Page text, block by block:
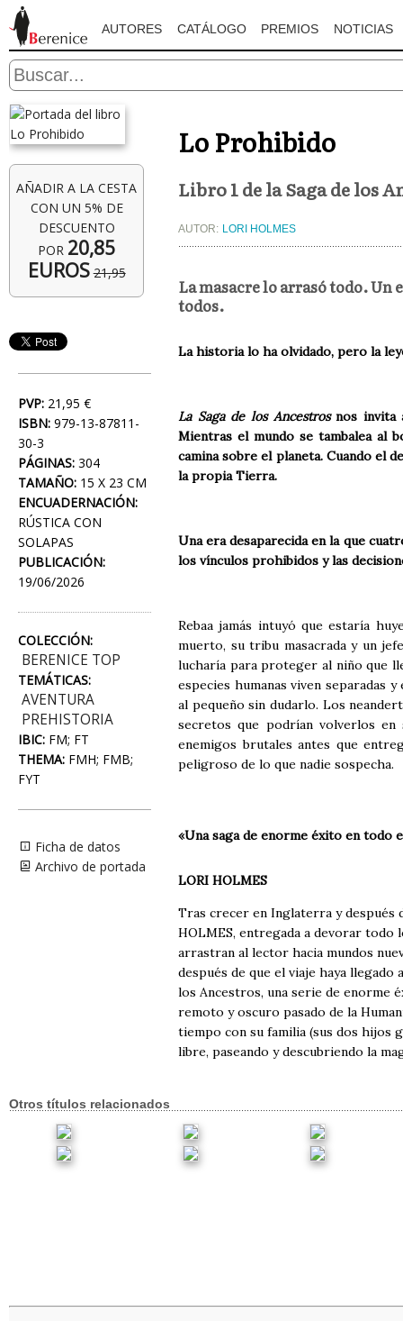
AUTORES CATÁLOGO PREMIOS NOTICIAS
AÑADIR A LA CESTA
CON UN 5% DE
DESCUENTO
POR 20,85
EUROS 21,95
PVP: 21,95 €
ISBN: 979-13-87811-
30-3
PÁGINAS: 304
TAMAÑO: 15 X 23 CM
ENCUADERNACIÓN:
RÚSTICA CON
SOLAPAS
PUBLICACIÓN:
19/06/2026
COLECCIÓN:
BERENICE TOP
TEMÁTICAS:
AVENTURA
PREHISTORIA
IBIC: FM; FT
THEMA: FMH; FMB;
FYT
Ficha de datos
Archivo de portada
Lo Prohibido
Libro 1 de la Saga de los
AUTOR: LORI HOLMES
La masacre lo arrasó todo.
todos.
La historia lo ha olvidado, pero la
La Saga de los Ancestrosnos invita
Mientras el mundo se tambalea al
camina sobre el planeta. Cuando el
la propia Tierra.
Una era desaparecida en la que
los vínculos prohibidos y las
Rebaa jamás intuyó que estaría
muerto, su tribu masacrada y un
lucharía para proteger al niño que
especies humanas viven separadas
al pequeño sin dudarlo. Los
secretos que podrían volverlos
enemigos brutales antes que
peligroso de lo que nadie sospecha.
«Una saga de enorme éxito en todo
LORI HOLMES
Tras crecer en Inglaterra y después
HOLMES, entregada a devorar todo
arrastran al lector hacia mundos
después de que el viaje haya
los Ancestros, una serie de enorme
remoto y oscuro pasado de la
tiempo con su familia (sus dos hijos
libre, paseando y descubriendo la
Otros títulos relacionados